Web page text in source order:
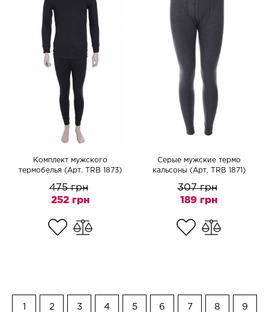
Комплект мужского
термобелья (Арт. TRB 1873)
475 грн
252 грн
Серые мужские термо
кальсоны (Арт. TRB 1871)
307 грн
189 грн
2 3 4 5 6 7 8 9